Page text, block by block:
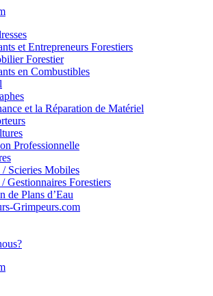
et Entrepreneurs Forestiers
Forestier
en Combustibles
et la Réparation de Matériel
Professionnelle
/ Scieries Mobiles
Gestionnaires Forestiers
de Plans d’Eau
Grimpeurs.com